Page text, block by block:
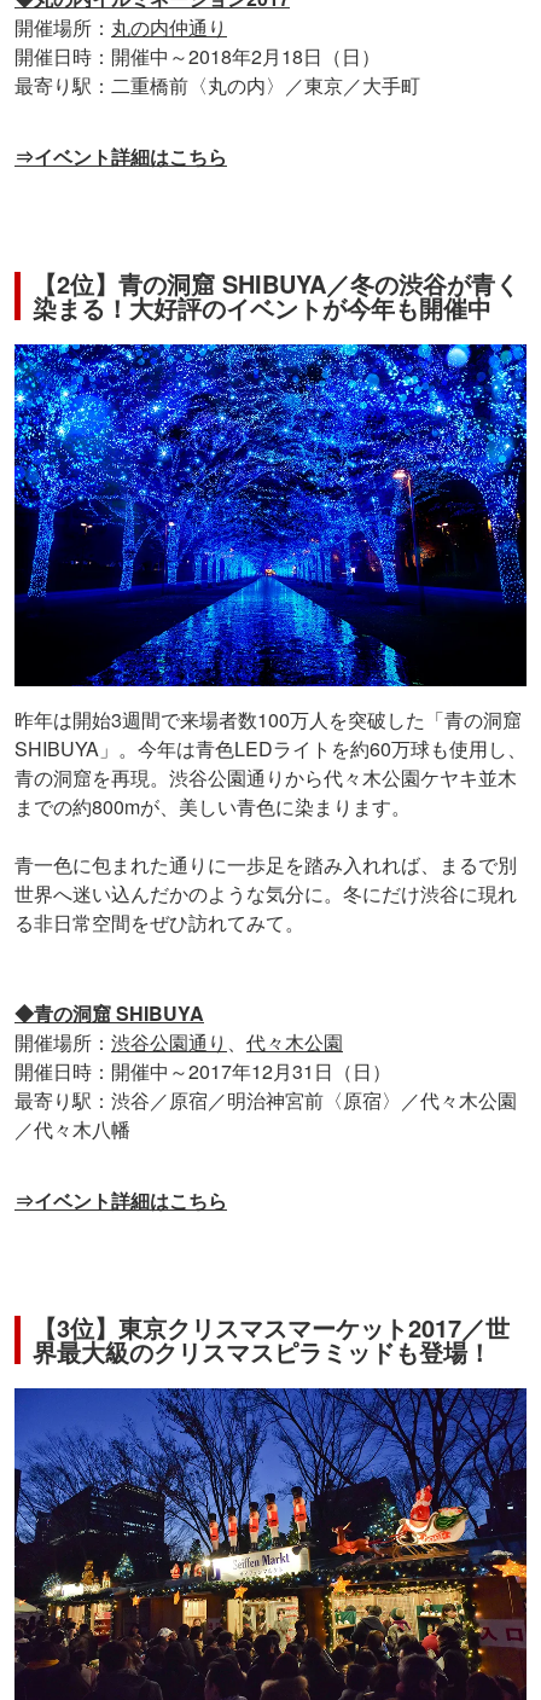
開催場所： 丸の内仲通り
開催日時：開催中～2018年2月18日（日）
最寄り駅：二重橋前〈丸の内〉／東京／大手町
⇒イベント詳細はこちら
【2位】青の洞窟 SHIBUYA／冬の渋谷が青く
染まる！大好評のイベントが今年も開催中
昨年は開始3週間で来場者数100万人を突破した「青の洞窟
SHIBUYA」。今年は青色LEDライトを約60万球も使用し、
青の洞窟を再現。渋谷公園通りから代々木公園ケヤキ並木
までの約800mが、美しい青色に染まります。
青一色に包まれた通りに一歩足を踏み入れれば、まるで別
世界へ迷い込んだかのような気分に。冬にだけ渋谷に現れ
る非日常空間をぜひ訪れてみて。
◆青の洞窟 SHIBUYA
開催場所： 渋谷公園通り 、 代々木公園
開催日時：開催中～2017年12月31日（日）
最寄り駅：渋谷／原宿／明治神宮前〈原宿〉／代々木公園
／代々木八幡
⇒イベント詳細はこちら
【3位】東京クリスマスマーケット2017／世
界最大級のクリスマスピラミッドも登場！